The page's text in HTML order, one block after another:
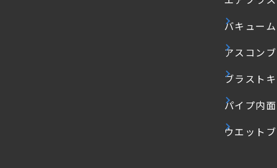
バキュー
アスコン
ブラスト
パイプ内
ウエット